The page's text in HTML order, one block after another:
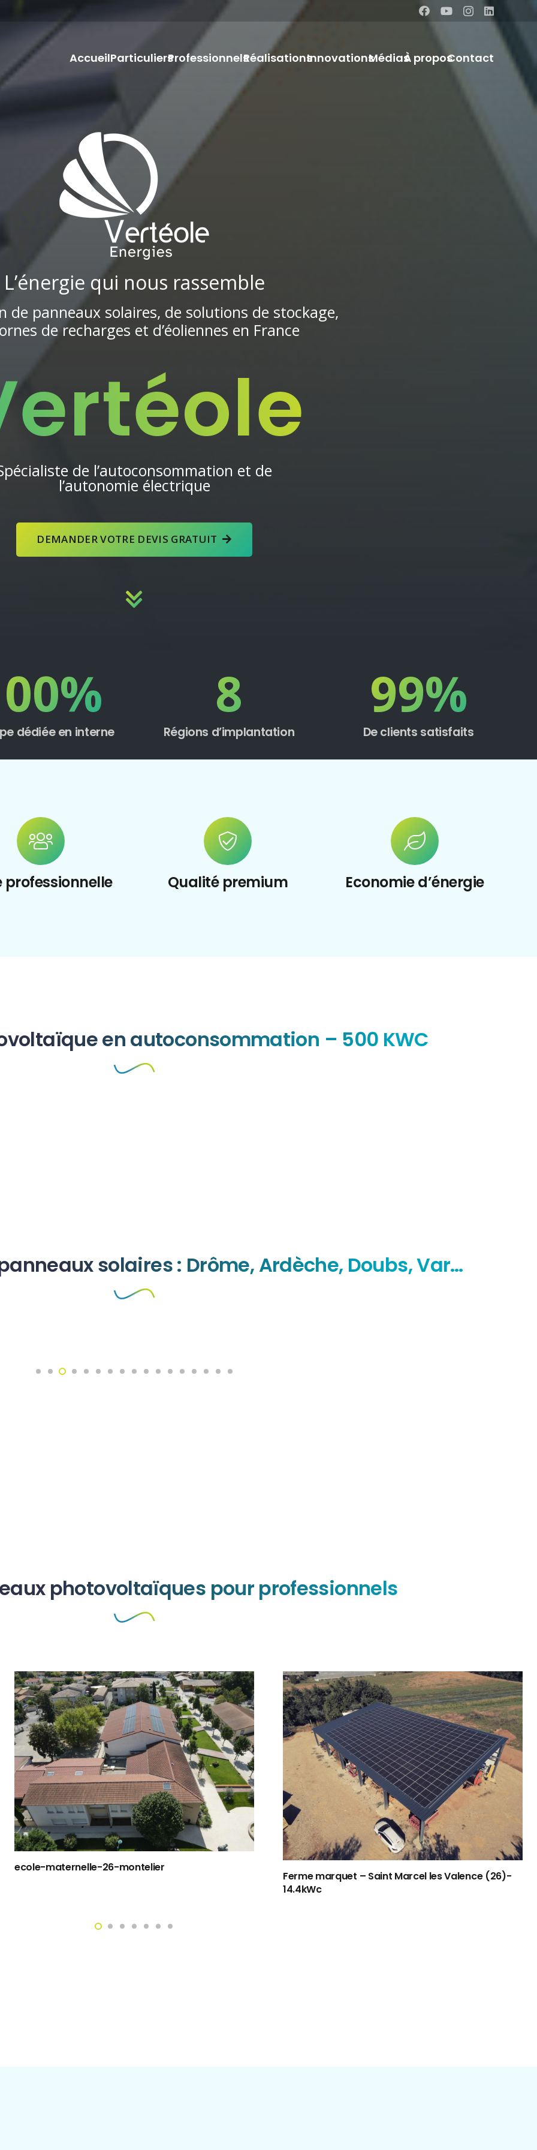
AccueilParticuliersProfessionnelsRéalisationsInnovationsMédiasÀ proposContact
L’énergie qui nous rassemble
de panneaux solaires, de solutions de stockage,
de recharges et d’éoliennes en France
de l’autoconsommation et de
l’autonomie électrique
DEMANDER VOTRE DEVIS GRATUIT
%
dédiée en interne
8
Régions d’implantation
99%
De clients satisfaits
professionnelle Qualité premium Economie d’énergie
en autoconsommation – 500 KWC
solaires : Drôme, Ardèche, Doubs, Var…
panneaux solaires Domaine Combier (26) – 120kWc
photovoltaïques pour professionnels
ecole-maternelle-26-montelier
Ferme marquet – Saint Marcel les Valence (26)-
14.4kWc